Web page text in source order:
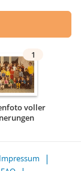
1
voller
Impressum